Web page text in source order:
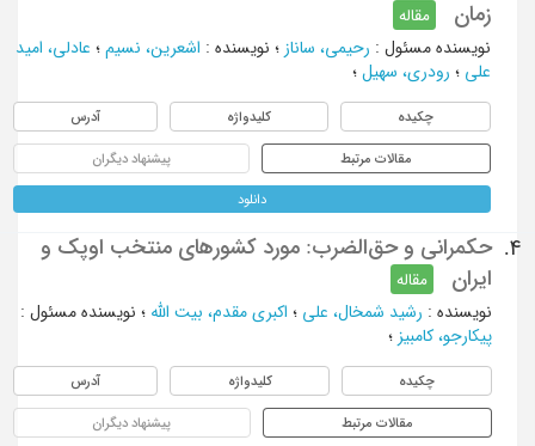
زمان
مقاله
نویسنده مسئول : رحیمی، ساناز؛ نویسنده: اشعرین، نسیم؛ عادلی، امید
علی ؛ رودری، سهیل ؛
چکیده کلیدواژه آدرس
مقالات مرتبط پیشنهاد دیگران
دانلود
4.
حکمرانی و حق‌الضرب: مورد کشورهای منتخب اوپک و
ایران
مقاله
نویسنده: رشید شمخال، علی ؛ اکبری مقدم، بیت الله؛ نویسنده مسئول :
پیکارجو، کامبیز؛
چکیده کلیدواژه آدرس
مقالات مرتبط پیشنهاد دیگران